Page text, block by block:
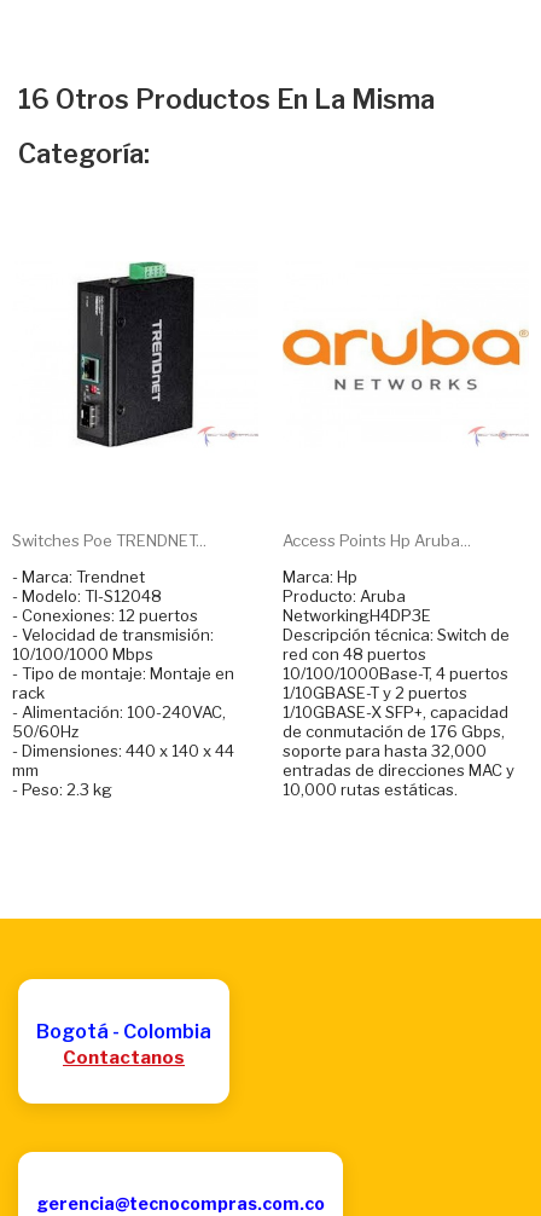
16 Otros Productos En La Misma
Categoría:
Switches Poe TRENDNET...
- Marca: Trendnet
- Modelo: TI-S12048
- Conexiones: 12 puertos
- Velocidad de transmisión:
10/100/1000 Mbps
- Tipo de montaje: Montaje en
rack
- Alimentación: 100-240VAC,
50/60Hz
- Dimensiones: 440 x 140 x 44
mm
- Peso: 2.3 kg
Access Points Hp Aruba...
Marca: Hp
Producto: Aruba
NetworkingH4DP3E
Descripción técnica: Switch de
red con 48 puertos
10/100/1000Base-T, 4 puertos
1/10GBASE-T y 2 puertos
1/10GBASE-X SFP+, capacidad
de conmutación de 176 Gbps,
soporte para hasta 32,000
entradas de direcciones MAC y
10,000 rutas estáticas.
Bogotá - Colombia
Contactanos
gerencia@tecnocompras.com.co